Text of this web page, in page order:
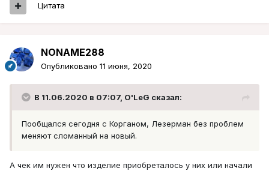
Цитата
NONAME288
Опубликовано 11 июня, 2020
В 11.06.2020 в 07:07, O'LeG сказал:
Пообщался сегодня с Корганом, Лезерман без проблем
меняют сломанный на новый.
А чек им нужен что изделие приобреталось у них или начали